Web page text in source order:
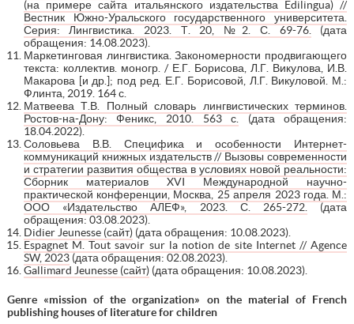
(на примере сайта итальянского издательства Edilingua) //
Вестник Южно-Уральского государственного университета.
Серия: Лингвистика. 2023. Т. 20, №2. С. 69-76.(дата
обращения: 14.08.2023).
Маркетинговая лингвистика. Закономерности продвигающего
текста: коллектив. моногр. / Е.Г. Борисова, Л.Г. Викулова, И.В.
Макарова [и др.]; под ред. Е.Г. Борисовой, Л.Г. Викуловой. М.:
Флинта, 2019. 164 с.
Матвеева Т.В. Полный словарь лингвистических терминов.
Ростов-на-Дону: Феникс, 2010. 563 с.(дата обращения:
18.04.2022).
Соловьева В.В. Специфика и особенности Интернет-
коммуникаций книжных издательств // Вызовы современности
и стратегии развития общества в условиях новой реальности:
Сборник материалов XVI Международной научно-
практической конференции, Москва, 25 апреля 2023 года. М.:
ООО «Издательство АЛЕФ», 2023. С. 265-272.(дата
обращения: 03.08.2023).
Didier Jeunesse (сайт)(дата обращения: 10.08.2023).
Espagnet M. Tout savoir sur la notion de site Internet // Agence
SW, 2023(дата обращения: 02.08.2023).
Gallimard Jeunesse (сайт)(дата обращения: 10.08.2023).
Genre «mission of the organization» on the material of French
publishing houses of literature for children